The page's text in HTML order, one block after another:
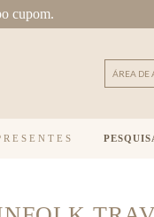
cupom.
ÁREA DE